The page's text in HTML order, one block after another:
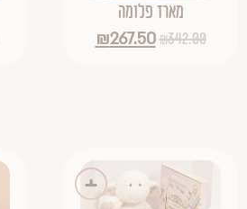
₪342.00
₪267.50
מארז פלומה